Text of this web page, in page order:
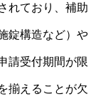
れており、補助
錠構造など）や
請受付期間が限
揃えることが欠